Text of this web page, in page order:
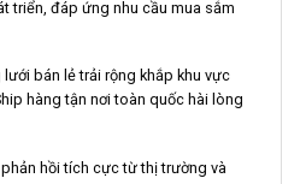
triển, đáp ứng nhu cầu mua sắm
bán lẻ trải rộng khắp khu vực
hàng tận nơi toàn quốc hài lòng
hồi tích cực từ thị trường và